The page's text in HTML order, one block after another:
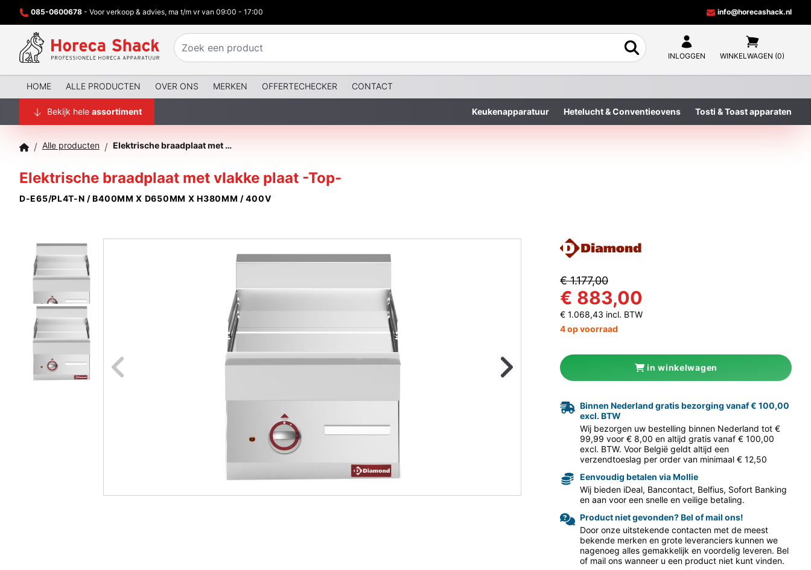
085-0600678 - Voor verkoop & advies, ma t/m vr van 09:00 - 17:00 info@horecashack.nl
INLOGGEN WINKELWAGEN (0)
HOME ALLE PRODUCTEN OVER ONS MERKEN OFFERTECHECKER CONTACT
Bekijk hele assortiment Keukenapparatuur Hetelucht & Conventieovens Tosti & Toast apparaten
/ Alle producten / Elektrische braadplaat met vlakke plaat -Top-
Elektrische braadplaat met vlakke plaat -Top-
D-E65/PL4T-N / B400MM X D650MM X H380MM / 400V
Naar vorige foto Naar volgende
€ 1.177,00
€ 883,00
€ 1.068,43 incl. BTW
4 op voorraad
in winkelwagen
Binnen Nederland gratis bezorging vanaf € 100,00
excl. BTW
Wij bezorgen uw bestelling binnen Nederland tot €
99,99 voor € 8,00 en altijd gratis vanaf € 100,00
excl. BTW. Voor België geldt altijd een
verzendtoeslag per order van minimaal € 12,50
Eenvoudig betalen via Mollie
Wij bieden iDeal, Bancontact, Belfius, Sofort Banking
en aan voor een snelle en veilige betaling.
Product niet gevonden? Bel of mail ons!
Door onze uitstekende contacten met de meest
bekende merken en grote leveranciers kunnen we
nagenoeg alles gemakkelijk en voordelig leveren. Bel
of mail ons wanneer u een product niet kunt vinden.